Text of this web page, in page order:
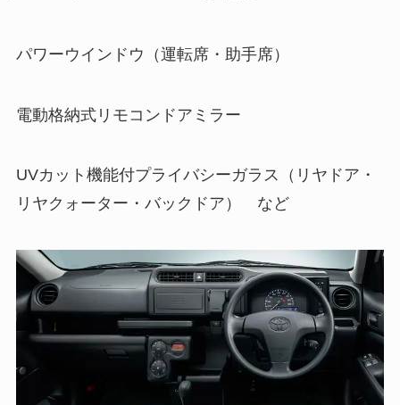
パワーウインドウ（運転席・助手席）
電動格納式リモコンドアミラー
UVカット機能付プライバシーガラス（リヤドア・
リヤクォーター・バックドア） など